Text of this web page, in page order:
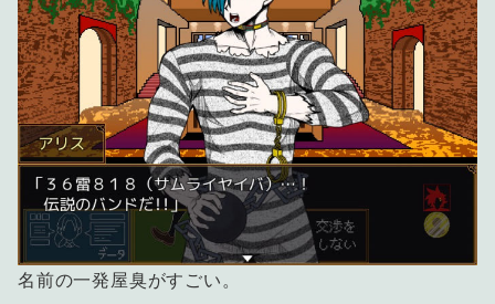
名前の一発屋臭がすごい。